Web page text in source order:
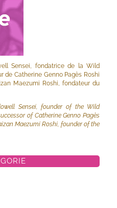
Sensei, fondatrice de la Wild
de Catherine Genno Pagès Roshi
Maezumi Roshi, fondateur du
Sensei, founder of the Wild
of Catherine Genno Pagès
Maezumi Roshi, founder of the